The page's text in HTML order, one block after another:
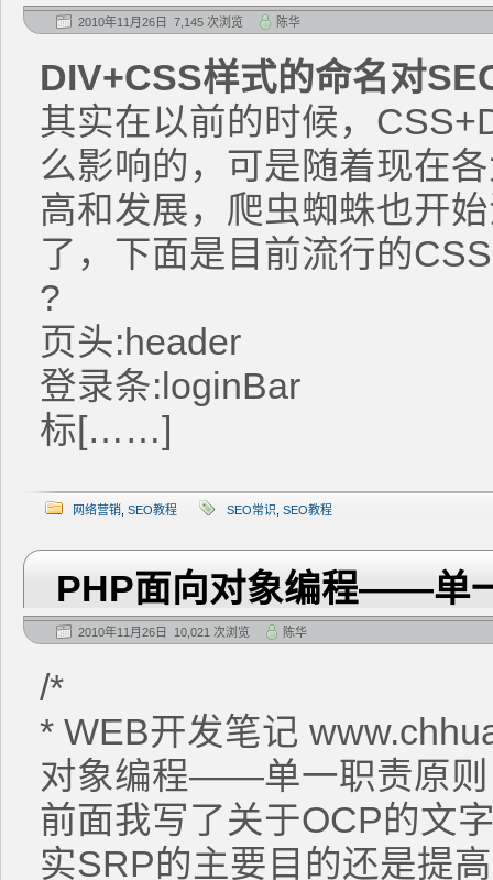
2010年11月26日 7,145 次浏览 陈华
DIV+CSS样式的命名对
其实在以前的时候，
么影响的，可是随着现在
高和发展，爬虫蜘蛛也开
了，下面是目前流行的
?
页头:header
登录条:loginBar
标[……]
网络营销 SEO教程 SEO常识 SEO教程
PHP面向对象编程——单
2010年11月26日 10,021 次浏览 陈华
/*
* WEB开发笔记
对象编程——单一职责原则
前面我写了关于OCP的文
实SRP的主要目的还是提